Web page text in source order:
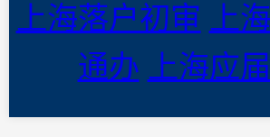
上海落户初审
上
通办
上海应